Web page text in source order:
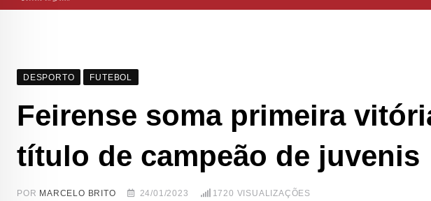
DESPORTO FUTEBOL
Feirense soma primeira
título de campeão de juvenis
POR MARCELO BRITO 24/01/2023 1720 VISUALIZAÇÕES